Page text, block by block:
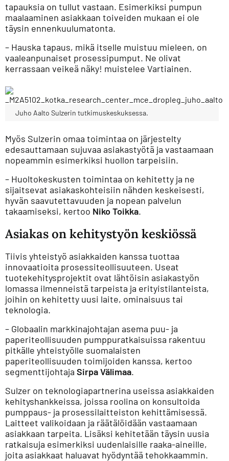
tapauksia on tullut vastaan. Esimerkiksi pumpun
maalaaminen asiakkaan toiveiden mukaan ei ole
täysin ennenkuulumatonta.
– Hauska tapaus, mikä itselle muistuu mieleen, on
vaaleanpunaiset prosessipumput. Ne olivat
kerrassaan veikeä näky! muistelee Vartiainen.
Juho Aalto Sulzerin tutkimuskeskuksessa.
Myös Sulzerin omaa toimintaa on järjestelty
edesauttamaan sujuvaa asiakastyötä ja vastaamaan
nopeammin esimerkiksi huollon tarpeisiin.
– Huoltokeskusten toimintaa on kehitetty ja ne
sijaitsevat asiakaskohteisiin nähden keskeisesti,
hyvän saavutettavuuden ja nopean palvelun
takaamiseksi, kertoo Niko Toikka.
Asiakas on kehitystyön keskiössä
Tiivis yhteistyö asiakkaiden kanssa tuottaa
innovaatioita prosessiteollisuuteen. Useat
tuotekehitysprojektit ovat lähtöisin asiakastyön
lomassa ilmenneistä tarpeista ja erityistilanteista,
joihin on kehitetty uusi laite, ominaisuus tai
teknologia.
– Globaalin markkinajohtajan asema puu- ja
paperiteollisuuden pumppuratkaisuissa rakentuu
pitkälle yhteistyölle suomalaisten
paperiteollisuuden toimijoiden kanssa, kertoo
segmenttijohtaja Sirpa Välimaa.
Sulzer on teknologiapartnerina useissa asiakkaiden
kehityshankkeissa, joissa roolina on konsultoida
pumppaus- ja prosessilaitteiston kehittämisessä.
Laitteet valikoidaan ja räätälöidään vastaamaan
asiakkaan tarpeita. Lisäksi kehitetään täysin uusia
ratkaisuja esimerkiksi uudenlaisille raaka-aineille,
joita asiakkaat haluavat hyödyntää tehokkaammin.